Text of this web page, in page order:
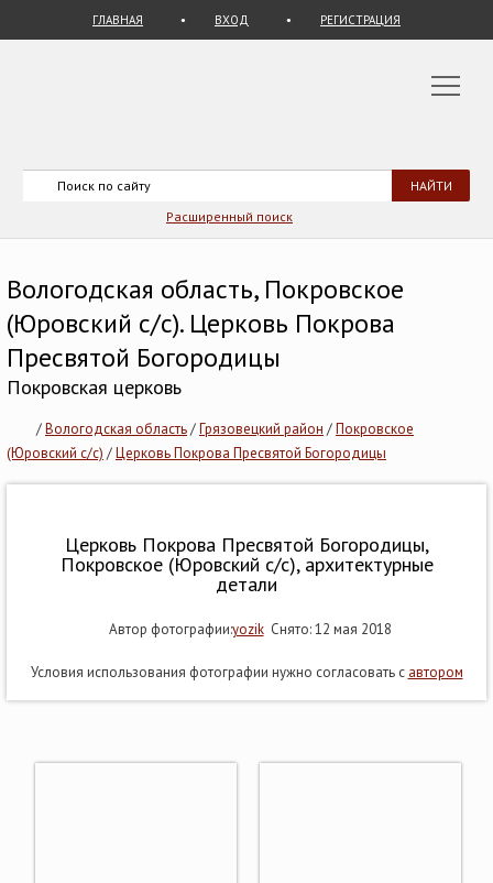
ГЛАВНАЯ ВХОД РЕГИСТРАЦИЯ
Расширенный поиск
Вологодская область, Покровское
(Юровский с/с). Церковь Покрова
Пресвятой Богородицы
Покровская церковь
/Вологодская область/Грязовецкий район /Покровское
(Юровский с/с) /Церковь Покрова Пресвятой Богородицы
Церковь Покрова Пресвятой Богородицы,
Покровское (Юровский с/с), архитектурные
детали
Автор фотографии:yozikСнято: 12 мая 2018
Условия использования фотографии нужно согласовать с автором